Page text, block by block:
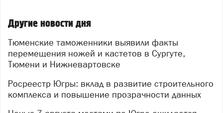
Другие новости дня
Тюменские таможенники выявили факты
перемещения ножей и кастетов в Сургуте,
Тюмени и Нижневартовске
Росреестр Югры: вклад в развитие строительного
комплекса и повышение прозрачности данных